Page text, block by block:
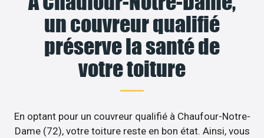
un couvreur qualifié
préserve la santé de
votre toiture
En optant pour un couvreur qualifié à Chaufour-Notre-
Dame (72), votre toiture reste en bon état. Ainsi, vous